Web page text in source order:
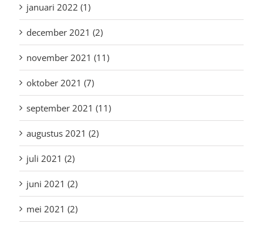
januari 2022 (1)
december 2021 (2)
november 2021 (11)
oktober 2021 (7)
september 2021 (11)
augustus 2021 (2)
juli 2021 (2)
juni 2021 (2)
mei 2021 (2)